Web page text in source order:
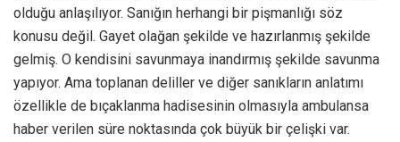
olduğu anlaşılıyor. Sanığın herhangi bir pişmanlığı söz
konusu değil. Gayet olağan şekilde ve hazırlanmış şekilde
gelmiş. O kendisini savunmaya inandırmış şekilde savunma
yapıyor. Ama toplanan deliller ve diğer sanıkların anlatımı
özellikle de bıçaklanma hadisesinin olmasıyla ambulansa
haber verilen süre noktasında çok büyük bir çelişki var.